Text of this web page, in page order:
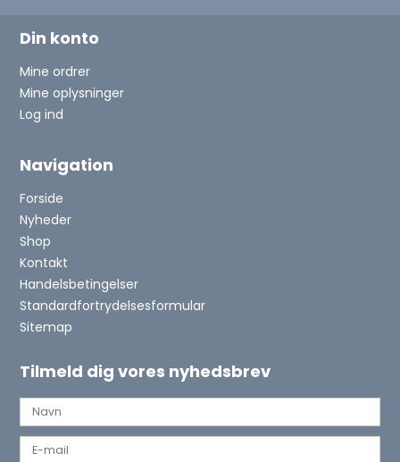
Din konto
Mine ordrer
Mine oplysninger
Log ind
Navigation
Forside
Nyheder
Shop
Kontakt
Handelsbetingelser
Standardfortrydelsesformular
Sitemap
Tilmeld dig vores nyhedsbrev